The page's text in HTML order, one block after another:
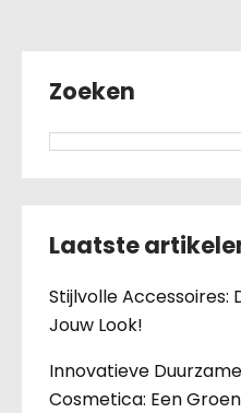
Zoeken
Laatste
Stijlvolle Accessoires:
Jouw Look!
Innovatieve
Cosmetica: Een